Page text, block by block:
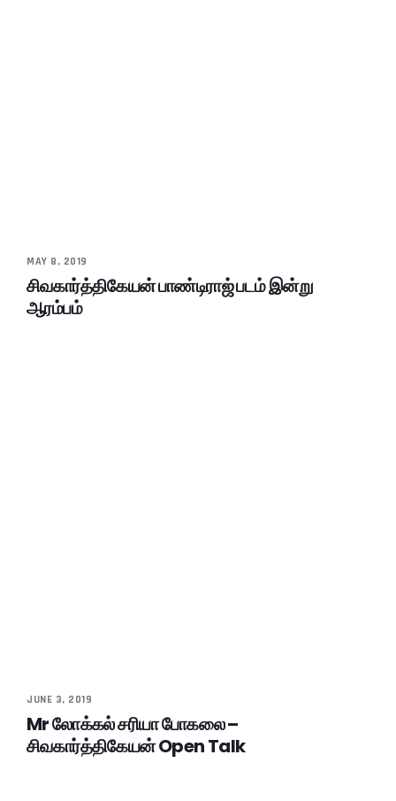
MAY 8, 2019
சிவகார்த்திகேயன் பாண்டிராஜ் படம் இன்று
ஆரம்பம்
JUNE 3, 2019
Mr லோக்கல் சரியா போகலை –
சிவகார்த்திகேயன் Open Talk